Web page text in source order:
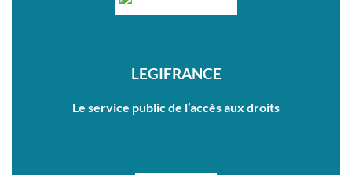
LEGIFRANCE
Le service public de l’accès aux droits